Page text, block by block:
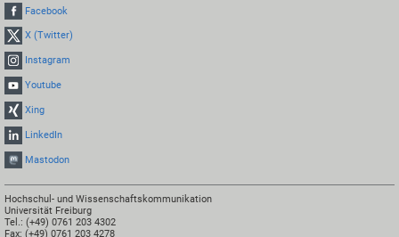
Facebook
X (Twitter)
Instagram
Youtube
Xing
LinkedIn
Mastodon
Hochschul- und Wissenschaftskommunikation
Universität Freiburg
Tel.: (+49) 0761 203 4302
Fax: (+49) 0761 203 4278